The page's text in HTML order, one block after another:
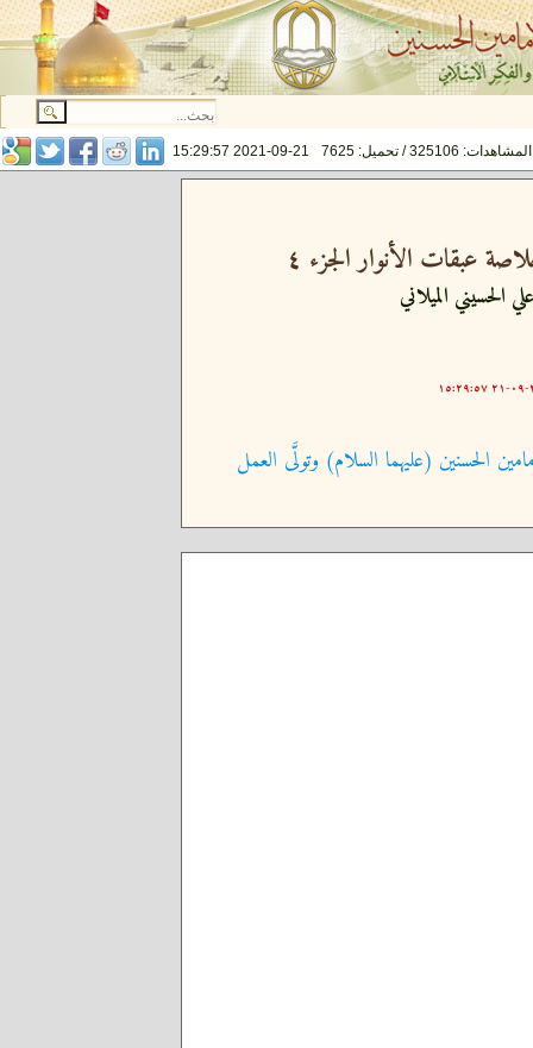
المشاهدات: 325106 / تحميل: 7625 2021-09-21 15:29:57
عبقات الأنوار الجزء ٤
الحسيني الميلاني
الحسنين (عليهما السلام) وتولَّى العمل